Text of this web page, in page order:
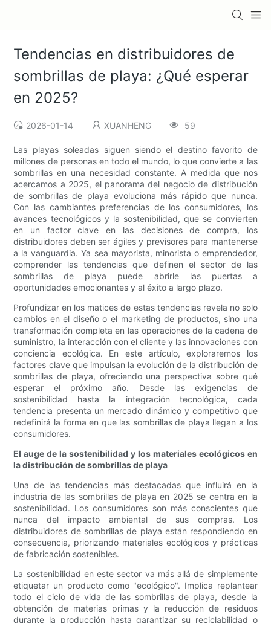
Tendencias en distribuidores de
sombrillas de playa: ¿Qué esperar
en 2025?
2026-01-14 XUANHENG 59
Las playas soleadas siguen siendo el destino favorito de
millones de personas en todo el mundo, lo que convierte a las
sombrillas en una necesidad constante. A medida que nos
acercamos a 2025, el panorama del negocio de distribución
de sombrillas de playa evoluciona más rápido que nunca.
Con las cambiantes preferencias de los consumidores, los
avances tecnológicos y la sostenibilidad, que se convierten
en un factor clave en las decisiones de compra, los
distribuidores deben ser ágiles y previsores para mantenerse
a la vanguardia. Ya sea mayorista, minorista o emprendedor,
comprender las tendencias que definen el sector de las
sombrillas de playa puede abrirle las puertas a
oportunidades emocionantes y al éxito a largo plazo.
Profundizar en los matices de estas tendencias revela no solo
cambios en el diseño o el marketing de productos, sino una
transformación completa en las operaciones de la cadena de
suministro, la interacción con el cliente y las innovaciones con
conciencia ecológica. En este artículo, exploraremos los
factores clave que impulsan la evolución de la distribución de
sombrillas de playa, ofreciendo una perspectiva sobre qué
esperar el próximo año. Desde las exigencias de
sostenibilidad hasta la integración tecnológica, cada
tendencia presenta un mercado dinámico y competitivo que
redefinirá la forma en que las sombrillas de playa llegan a los
consumidores.
El auge de la sostenibilidad y los materiales ecológicos en
la distribución de sombrillas de playa
Una de las tendencias más destacadas que influirá en la
industria de las sombrillas de playa en 2025 se centra en la
sostenibilidad. Los consumidores son más conscientes que
nunca del impacto ambiental de sus compras. Los
distribuidores de sombrillas de playa están respondiendo en
consecuencia, priorizando materiales ecológicos y prácticas
de fabricación sostenibles.
La sostenibilidad en este sector va más allá de simplemente
etiquetar un producto como "ecológico". Implica replantear
todo el ciclo de vida de las sombrillas de playa, desde la
obtención de materias primas y la reducción de residuos
durante la producción hasta garantizar su reciclabilidad o